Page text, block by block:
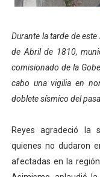
Fundecem inició
El Lactario del
Plan Vacacional
Iniciación al
Mincomunas
Durante la tarde de
de Abril de 1810,
comisionado de la
cabo una vigilia en
doblete sísmico del
Reyes agradeció la
quienes no dudaron
afectadas en la